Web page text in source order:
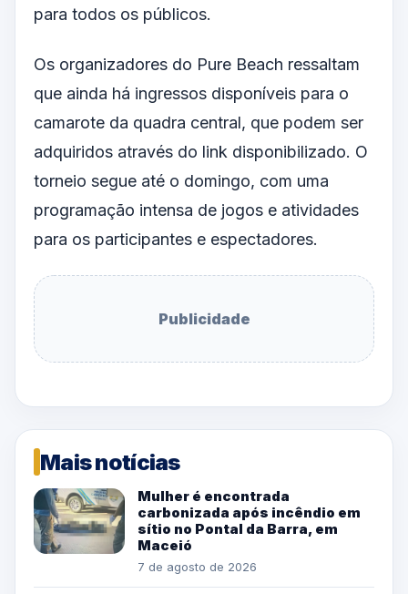
para todos os públicos.
Os organizadores do Pure Beach ressaltam
que ainda há ingressos disponíveis para o
camarote da quadra central, que podem ser
adquiridos através do link disponibilizado. O
torneio segue até o domingo, com uma
programação intensa de jogos e atividades
para os participantes e espectadores.
Publicidade
Mais notícias
Mulher é encontrada
carbonizada após incêndio em
sítio no Pontal da Barra, em
Maceió
7 de agosto de 2026